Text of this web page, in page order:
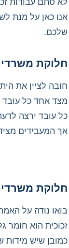
אנו כאן על מנת
שלכם.
חלוקת
חובה לציין את
מצד אחד כל עובד
כל עובד ירצה
אך המעבידים
חלוקת
בואו נודה על
זכוכית הוא חומר
כמובן שיש מידות